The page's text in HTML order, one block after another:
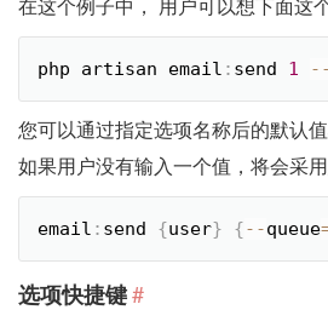
php artisan email : send 1 --
您可以通过指定选项名称后的默认
如果用户没有输入一个值，将会采
email : send {user} {--queue
选项快捷键#